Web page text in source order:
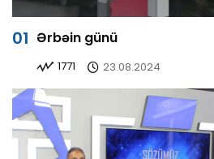
Ərbəin günü
1771 23.08.2024